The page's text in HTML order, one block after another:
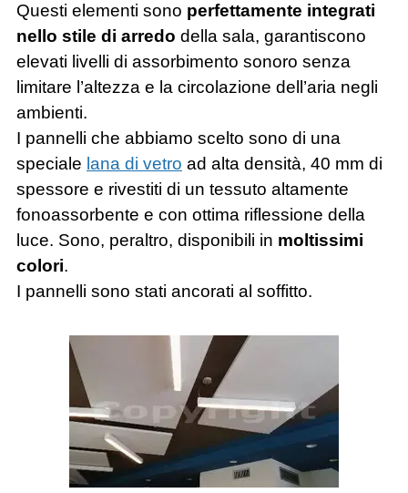
Questi elementi sono perfettamente integrati
nello stile di arredo della sala, garantiscono
elevati livelli di assorbimento sonoro senza
limitare l’altezza e la circolazione dell’aria negli
ambienti.
I pannelli che abbiamo scelto sono di una
speciale lana di vetro ad alta densità, 40 mm di
spessore e rivestiti di un tessuto altamente
fonoassorbente e con ottima riflessione della
luce. Sono, peraltro, disponibili in moltissimi
colori.
I pannelli sono stati ancorati al soffitto.